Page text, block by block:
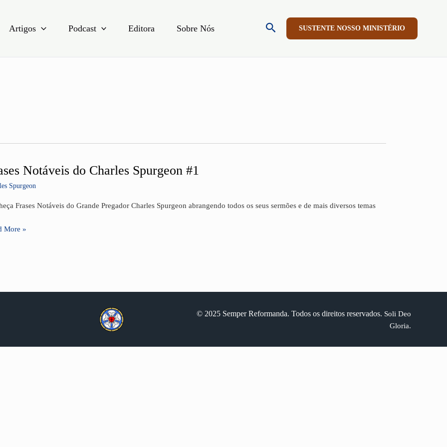
Artigos Podcast Editora Sobre Nós PesquisarSUSTENTE NOSSO MINISTÉRIO
Notáveis do Charles Spurgeon #1
Spurgeon
Frases Notáveis do Grande Pregador Charles Spurgeon abrangendo todos os seus sermões e de mais diversos temas
More »
© 2025 Semper Reformanda. Todos os direitos reservados. Soli Deo
Gloria.